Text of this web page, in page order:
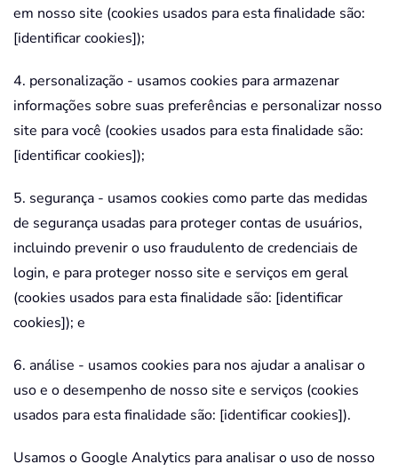
em nosso site (cookies usados para esta finalidade são:
[identificar cookies]);
4. personalização - usamos cookies para armazenar
informações sobre suas preferências e personalizar nosso
site para você (cookies usados para esta finalidade são:
[identificar cookies]);
5. segurança - usamos cookies como parte das medidas
de segurança usadas para proteger contas de usuários,
incluindo prevenir o uso fraudulento de credenciais de
login, e para proteger nosso site e serviços em geral
(cookies usados para esta finalidade são: [identificar
cookies]); e
6. análise - usamos cookies para nos ajudar a analisar o
uso e o desempenho de nosso site e serviços (cookies
usados para esta finalidade são: [identificar cookies]).
Usamos o Google Analytics para analisar o uso de nosso